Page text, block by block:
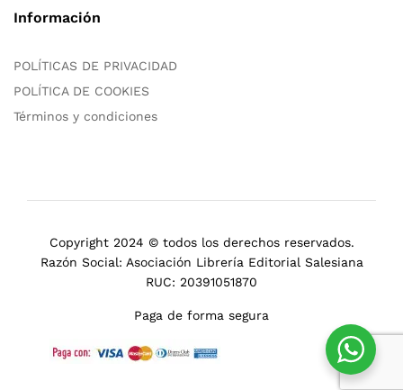
Información
POLÍTICAS DE PRIVACIDAD
POLÍTICA DE COOKIES
Términos y condiciones
Copyright 2024 © todos los derechos reservados.
Razón Social: Asociación Librería Editorial Salesiana
RUC: 20391051870
Paga de forma segura